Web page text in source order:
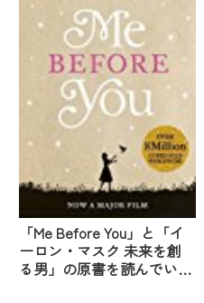
「Me Before You」と「イ
ーロン・マスク 未来を創
る男」の原書を読んでいま